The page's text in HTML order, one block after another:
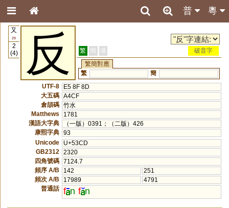
粵
普
又
29
2
(4)
反 繁 簡 港
破音字
繁簡對應
繁
簡
UTF-8
E5 8F 8D
大五碼 A4CF
倉頡碼 竹水
Matthews
1781
漢語大字典
（一版）0391；（二版）426
康熙字典 93
Unicode
U+53CD
GB2312
2320
四角號碼 7124.7
頻序 A/B
142
251
頻次 A/B
17989
4791
普通話 f n f n